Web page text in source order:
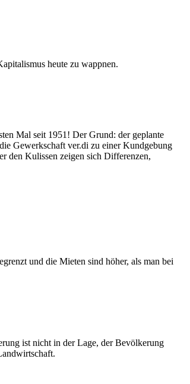
heute zu wappnen.
Mal seit 1951! Der Grund: der geplante
Gewerkschaft ver.di zu einer Kundgebung
den Kulissen zeigen sich Differenzen,
und die Mieten sind höher, als man bei
ist nicht in der Lage, der Bevölkerung